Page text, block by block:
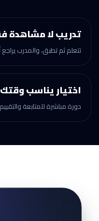
تدريب لا مشاهدة
تتعلم ثم تطبق، والمدرب يراجع
اختيار يناسب وقتك
دورة مباشرة للمتابعة